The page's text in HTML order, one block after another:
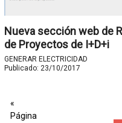
Nueva sección web de
de Proyectos de I+D+i
GENERAR ELECTRICIDAD
Publicado: 23/10/2017
«
Página